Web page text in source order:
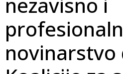
novinarstvo